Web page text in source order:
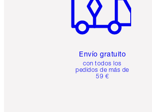
Envío gratuito
con todos los
pedidos de más de
59 €